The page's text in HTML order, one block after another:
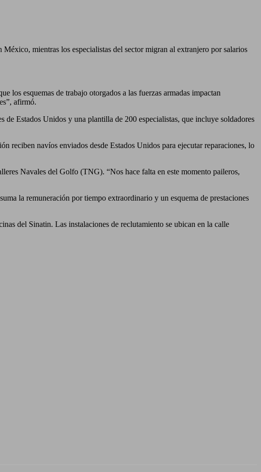
mientras los especialistas del sector migran al extranjero por salarios
los esquemas de trabajo otorgados a las fuerzas armadas impactan
afirmó.
Estados Unidos y una plantilla de 200 especialistas, que incluye soldadores
reciben navíos enviados desde Estados Unidos para ejecutar reparaciones, lo
Navales del Golfo (TNG). “Nos hace falta en este momento paileros,
la remuneración por tiempo extraordinario y un esquema de prestaciones
del Sinatin. Las instalaciones de reclutamiento se ubican en la calle